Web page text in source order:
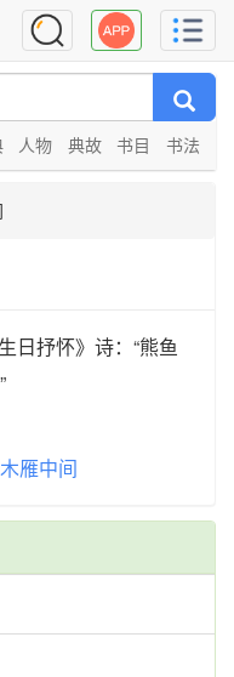
人物 典故 书目 书法
日抒怀》诗：“熊鱼
雁中间